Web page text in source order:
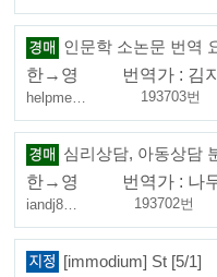
인문학 소논문 번역
한→영
번역가 : 김
helpme… 193703번
심리상담, 아동상담
한→영
번역가 : 나
iandj8… 193702번
[immodium] St [5/1]